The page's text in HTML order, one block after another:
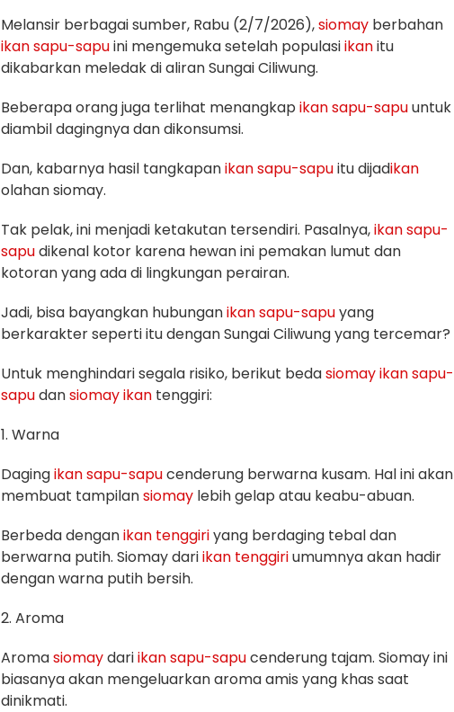
Melansir berbagai sumber, Rabu (2/7/2026),siomay berbahan
ikansapu-sapuini mengemuka setelah populasiikanitu
dikabarkan meledak di aliran Sungai Ciliwung.
Beberapa orang juga terlihat menangkap ikansapu-sapuuntuk
diambil dagingnya dan dikonsumsi.
Dan, kabarnya hasil tangkapanikansapu-sapuitu dijadikan
olahan siomay.
Tak pelak, ini menjadi ketakutan tersendiri. Pasalnya,ikansapu-
sapudikenal kotor karena hewan ini pemakan lumut dan
kotoran yang ada di lingkungan perairan.
Jadi, bisa bayangkan hubunganikansapu-sapuyang
berkarakter seperti itu dengan Sungai Ciliwung yang tercemar?
Untuk menghindari segala risiko, berikut bedasiomayikansapu-
sapudansiomayikan tenggiri:
1. Warna
Dagingikansapu-sapucenderung berwarna kusam. Hal ini akan
membuat tampilansiomay lebih gelap atau keabu-abuan.
Berbeda denganikan tenggiriyang berdaging tebal dan
berwarna putih. Siomay dariikan tenggiriumumnya akan hadir
dengan warna putih bersih.
2. Aroma
Aromasiomaydariikansapu-sapucenderung tajam. Siomay ini
biasanya akan mengeluarkan aroma amis yang khas saat
dinikmati.